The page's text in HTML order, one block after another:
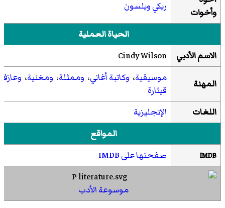
وأخوات
ريكي ويلسون
الحياة العملية
الاسم الأدبي
Cindy Wilson
المهنة موسيقية، وكاتبة أغاني، وممثلة، ومغنية،
قيثارة
اللغات
الإنجليزية
المواقع
IMDB صفحتها على IMDB
موسوعة الأدب